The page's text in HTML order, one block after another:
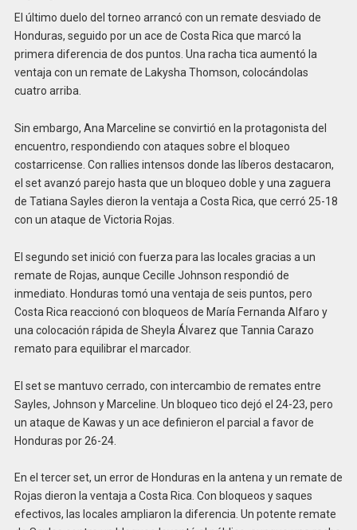
El último duelo del torneo arrancó con un remate desviado de
Honduras, seguido por un ace de Costa Rica que marcó la
primera diferencia de dos puntos. Una racha tica aumentó la
ventaja con un remate de Lakysha Thomson, colocándolas
cuatro arriba.
Sin embargo, Ana Marceline se convirtió en la protagonista del
encuentro, respondiendo con ataques sobre el bloqueo
costarricense. Con rallies intensos donde las líberos destacaron,
el set avanzó parejo hasta que un bloqueo doble y una zaguera
de Tatiana Sayles dieron la ventaja a Costa Rica, que cerró 25-18
con un ataque de Victoria Rojas.
El segundo set inició con fuerza para las locales gracias a un
remate de Rojas, aunque Cecille Johnson respondió de
inmediato. Honduras tomó una ventaja de seis puntos, pero
Costa Rica reaccionó con bloqueos de María Fernanda Alfaro y
una colocación rápida de Sheyla Álvarez que Tannia Carazo
remato para equilibrar el marcador.
El set se mantuvo cerrado, con intercambio de remates entre
Sayles, Johnson y Marceline. Un bloqueo tico dejó el 24-23, pero
un ataque de Kawas y un ace definieron el parcial a favor de
Honduras por 26-24.
En el tercer set, un error de Honduras en la antena y un remate de
Rojas dieron la ventaja a Costa Rica. Con bloqueos y saques
efectivos, las locales ampliaron la diferencia. Un potente remate